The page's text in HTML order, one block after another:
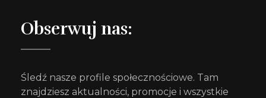
Obserwuj nas:
Śledź nasze profile społecznościowe. Tam
znajdziesz aktualności, promocje i wszystkie